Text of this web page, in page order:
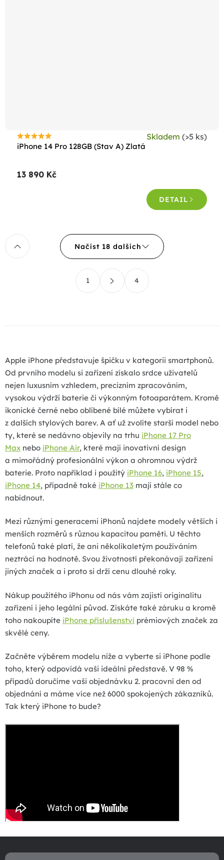
iPhone 14 Pro 128GB (Stav A) Zlatá
Průměrné
je
Skladem (>5 ks)
13 890 Kč
DETAIL
r
v
k
y
v
ý
p
i
s
u
Načíst 18 dalších
t
á
n
í
1 4
Apple iPhone představuje špičku v kategorii smartphonů.
Od prvního modelu si zařízení získalo srdce uživatelů
nejen luxusním vzhledem, precizním zpracováním,
vysokou výdrží baterie či výkonným fotoaparátem. Kromě
ikonické černé nebo oblíbené bílé můžete vybírat i
z dalších stylových barev. A ať už zvolíte starší model nebo
ty, které se nedávno objevily na trhu iPhone 17 Pro
Max nebo iPhone Air, které mají inovativní design
a mimořádný profesionální výkon a ohromnou výdrž
baterie. Proto například i použitý iPhone 16, iPhone 15,
iPhone 14, případně také iPhone 13 mají stále co
nabídnout.
Mezi různými generacemi iPhonů najdete modely větších i
menších rozměrů s různou kapacitou paměti. U těchto
telefonů také platí, že ani několikaletým používáním
neztrácí na hodnotě. Svou životností překonávají zařízení
jiných značek a i proto si drží cenu dlouhé roky.
Nákup použitého iPhonu od nás vám zajistí originalitu
zařízení i jeho legální původ. Získáte také záruku a kromě
toho nakoupíte iPhone příslušenství prémiových značek za
skvělé ceny.
Začněte výběrem modelu níže a vyberte si iPhone podle
toho, který odpovídá vaši ideální představě. V 98 %
případů doručíme vaši objednávku 2. pracovní den od
objednání a máme více než 6000 spokojených zákazníků.
Tak který iPhone to bude?